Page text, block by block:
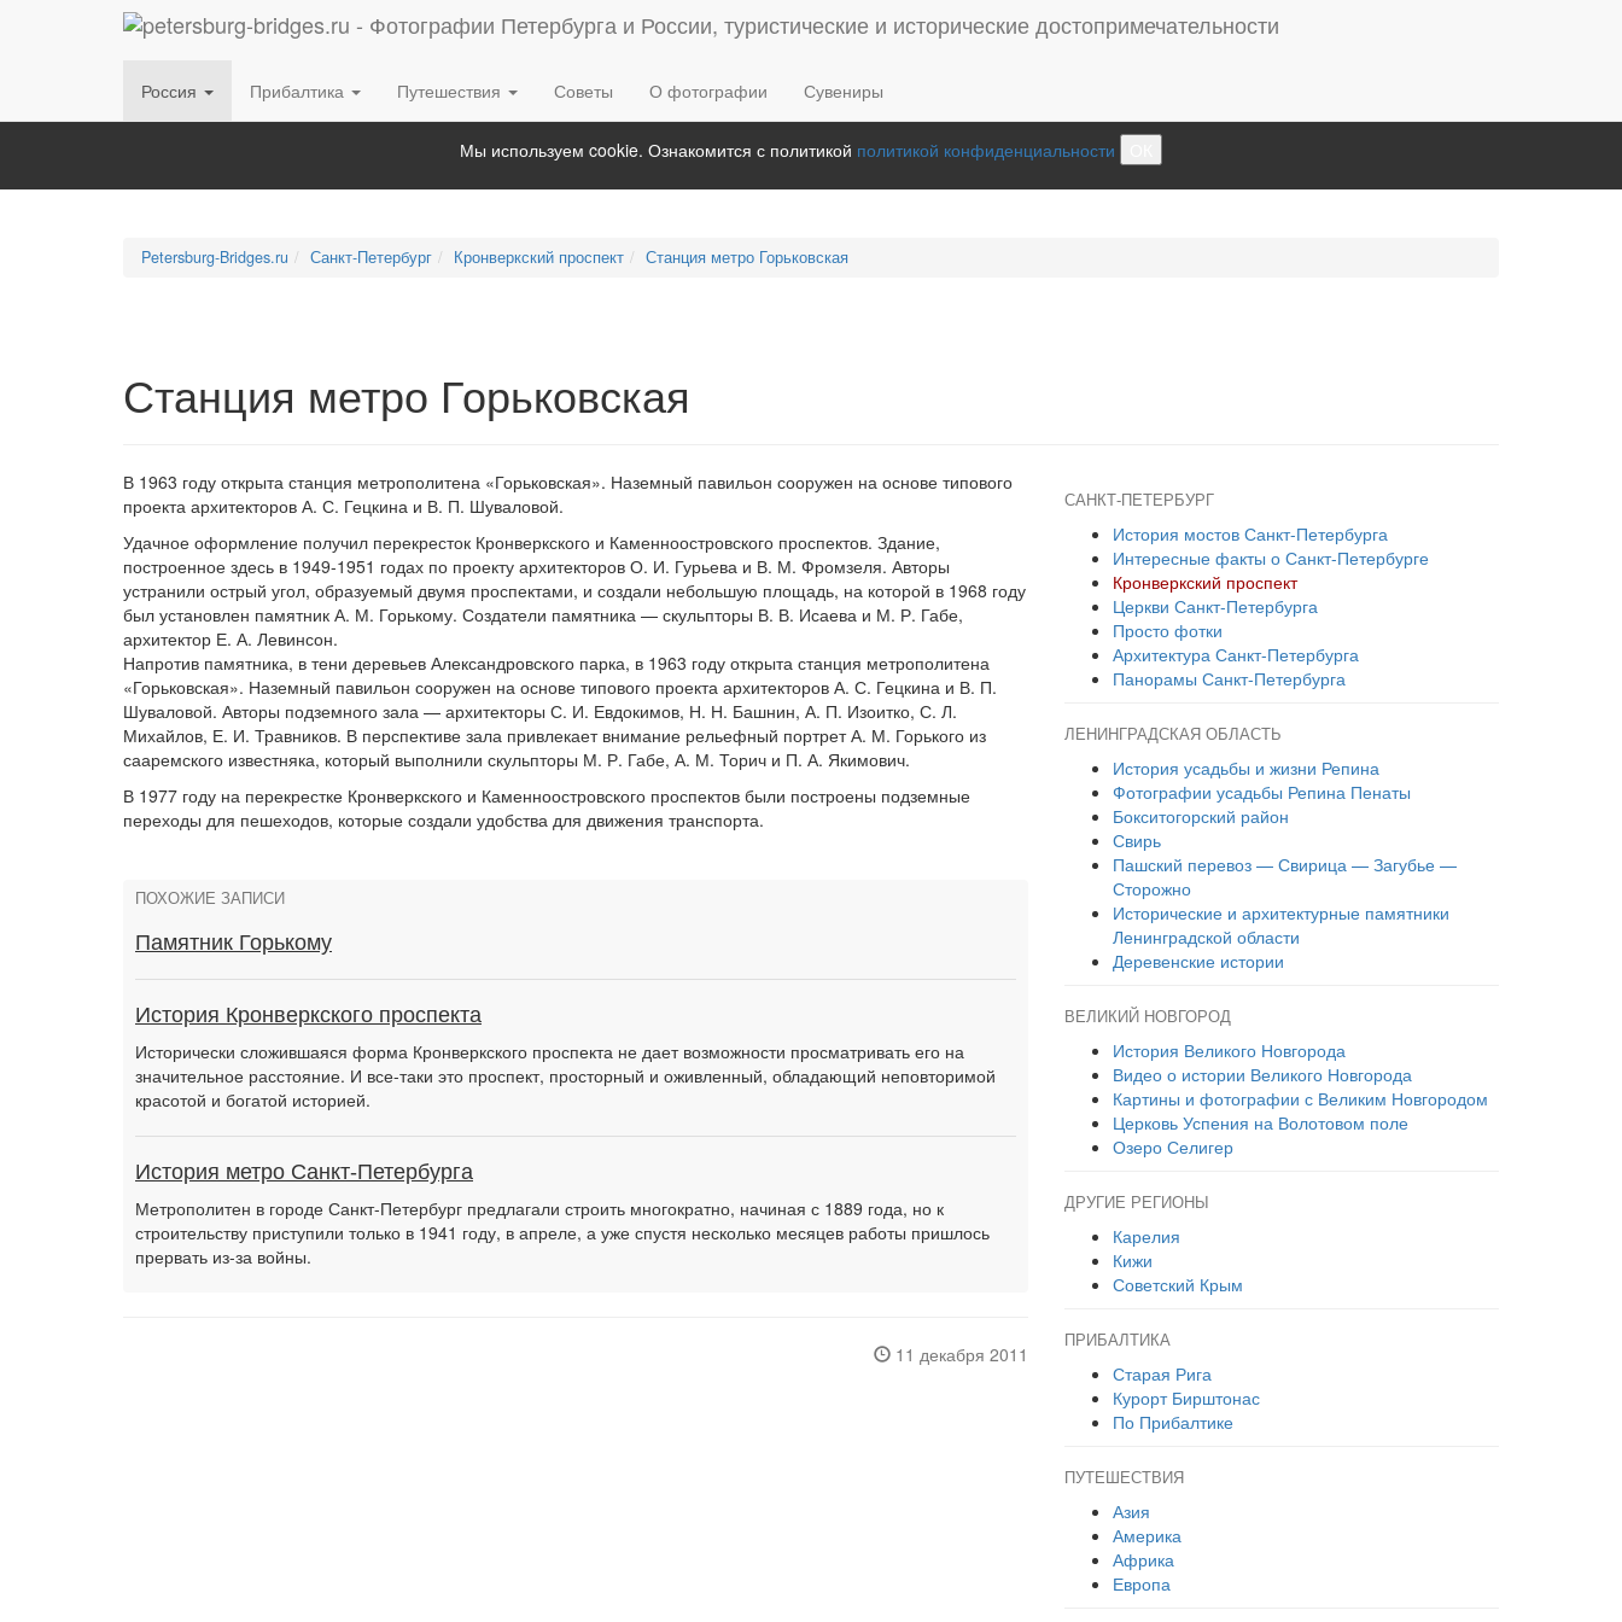
Россия Прибалтика Путешествия Советы О фотографии Сувениры
Мы используем cookie. Ознакомится с политикой политикой конфиденциальности
Petersburg-Bridges.ru Санкт-Петербург Кронверкский проспект Станция метро Горьковская
Станция метро Горьковская
В 1963 году открыта станция метрополитена «Горьковская». Наземный павильон сооружен на основе типового
проекта архитекторов А. С. Гецкина и В. П. Шуваловой.
Удачное оформление получил перекресток Кронверкского и Каменноостровского проспектов. Здание,
построенное здесь в 1949-1951 годах по проекту архитекторов О. И. Гурьева и В. М. Фромзеля. Авторы
устранили острый угол, образуемый двумя проспектами, и создали небольшую площадь, на которой в 1968 году
был установлен памятник А. М. Горькому. Создатели памятника — скульпторы В. В. Исаева и М. Р. Габе,
архитектор Е. А. Левинсон.
Напротив памятника, в тени деревьев Александровского парка, в 1963 году открыта станция метрополитена
«Горьковская». Наземный павильон сооружен на основе типового проекта архитекторов А. С. Гецкина и В. П.
Шуваловой. Авторы подземного зала — архитекторы С. И. Евдокимов, Н. Н. Башнин, А. П. Изоитко, С. Л.
Михайлов, Е. И. Травников. В перспективе зала привлекает внимание рельефный портрет А. М. Горького из
сааремского известняка, который выполнили скульпторы М. Р. Габе, А. М. Торич и П. А. Якимович.
В 1977 году на перекрестке Кронверкского и Каменноостровского проспектов были построены подземные
переходы для пешеходов, которые создали удобства для движения транспорта.
ПОХОЖИЕ ЗАПИСИ
Памятник Горькому
История Кронверкского проспекта
Исторически сложившаяся форма Кронверкского проспекта не дает возможности просматривать его на
значительное расстояние. И все-таки это проспект, просторный и оживленный, обладающий неповторимой
красотой и богатой историей.
История метро Санкт-Петербурга
Метрополитен в городе Санкт-Петербург предлагали строить многократно, начиная с 1889 года, но к
строительству приступили только в 1941 году, в апреле, а уже спустя несколько месяцев работы пришлось
прервать из-за войны.
11 декабря 2011
САНКТ-ПЕТЕРБУРГ
История мостов Санкт-Петербурга
Интересные факты о Санкт-Петербурге
Кронверкский проспект
Церкви Санкт-Петербурга
Просто фотки
Архитектура Санкт-Петербурга
Панорамы Санкт-Петербурга
ЛЕНИНГРАДСКАЯ ОБЛАСТЬ
История усадьбы и жизни Репина
Фотографии усадьбы Репина Пенаты
Бокситогорский район
Свирь
Пашский перевоз — Свирица — Загубье —
Сторожно
Исторические и архитектурные памятники
Ленинградской области
Деревенские истории
ВЕЛИКИЙ НОВГОРОД
История Великого Новгорода
Видео о истории Великого Новгорода
Картины и фотографии с Великим Новгородом
Церковь Успения на Волотовом поле
Озеро Селигер
ДРУГИЕ РЕГИОНЫ
Карелия
Кижи
Советский Крым
ПРИБАЛТИКА
Старая Рига
Курорт Бирштонас
По Прибалтике
ПУТЕШЕСТВИЯ
Азия
Америка
Африка
Европа